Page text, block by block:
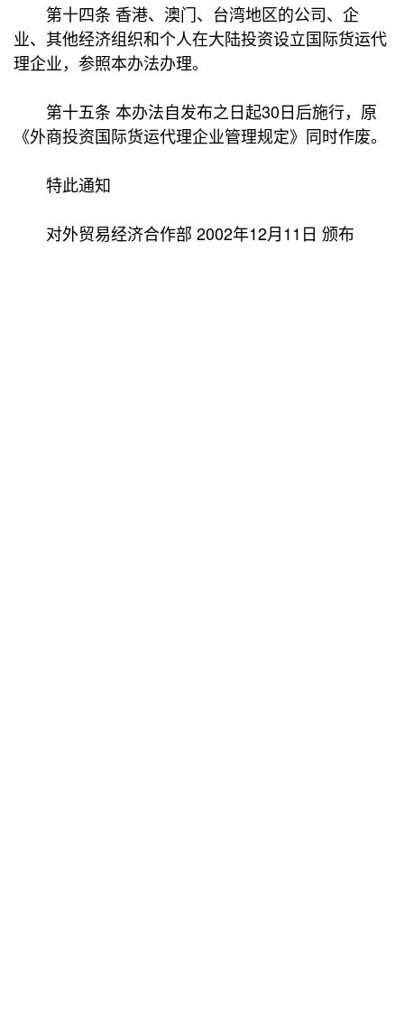
第十四条 香港、澳门、台湾地区的公司、企
业、其他经济组织和个人在大陆投资设立国际货运代
理企业，参照本办法办理。
第十五条 本办法自发布之日起30日后施行，原
《外商投资国际货运代理企业管理规定》同时作废。
特此通知
对外贸易经济合作部 2002年12月11日 颁布